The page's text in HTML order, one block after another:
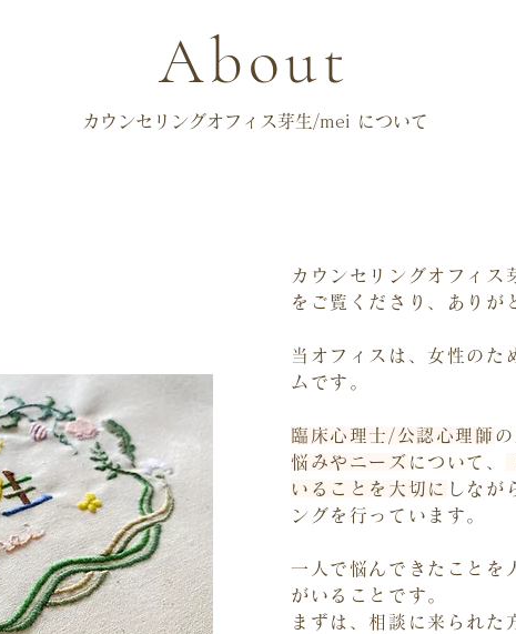
About
カウンセリングオフィス芽生/mei について
カウンセリングオフィス
をご覧くださり、ありが
当オフィスは、女性のた
ムです。
臨床心理士/公認心理師
悩みやニーズ について
いることを大切に しなが
ングを行っています。
一人で悩んできたことを
がいることです。
まずは、相談に来られた